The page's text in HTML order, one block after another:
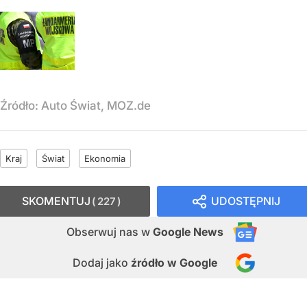
Źródło: Auto Świat, MOZ.de
Kraj Świat Ekonomia
UDOSTĘPNIJ
Obserwuj nas w Google News
Dodaj jako źródło w Google
SKOMENTUJ 227